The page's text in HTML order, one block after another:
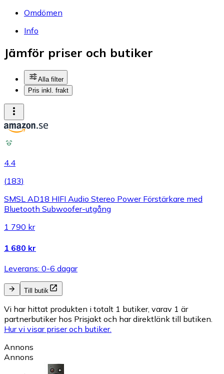
Omdömen
Info
Jämför priser och butiker
Alla filter
Pris inkl. frakt
4.4
(183)
SMSL AD18 HIFI Audio Stereo Power Förstärkare med
Bluetooth Subwoofer-utgång
1 790 kr
1 680 kr
Leverans: 0-6 dagar
Till butik
Vi har hittat produkten i totalt 1 butiker, varav 1 är
partnerbutiker hos Prisjakt och har direktlänk till butiken.
Hur vi visar priser och butiker.
Annons
Annons